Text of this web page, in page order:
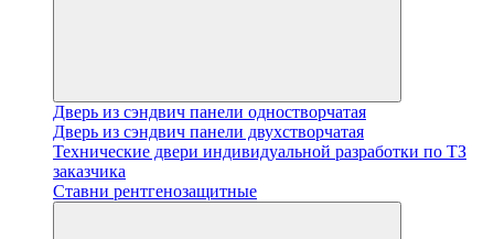
Дверь из сэндвич панели одностворчатая
Дверь из сэндвич панели двухстворчатая
Технические двери индивидуальной разработки по ТЗ
заказчика
Ставни рентгенозащитные